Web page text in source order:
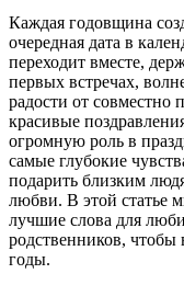
Каждая годовщина
очередная дата в
переходит вместе,
первых встречах,
радости от
красивые
огромную роль в
самые глубокие
подарить близким
любви. В этой статье
лучшие слова для
родственников, чтобы
годы.